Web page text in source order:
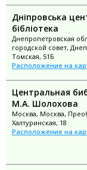
Дніпровська
бібліотека
Днепропетровская
городской совет,
Томская, 51Б
Расположение на
Центральная
М.А. Шолохова
Москва, Москва,
Халтуринская, 18
Расположение на